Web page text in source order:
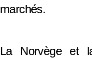
marchés.
La Norvège et